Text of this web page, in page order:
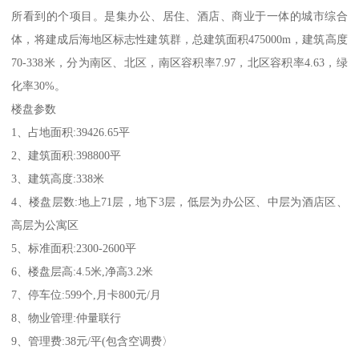
所看到的个项目。是集办公、居住、酒店、商业于一体的城市综合
体，将建成后海地区标志性建筑群，总建筑面积475000m，建筑高度
70-338米，分为南区、北区，南区容积率7.97，北区容积率4.63，绿
化率30%。
楼盘参数
1、占地面积:39426.65平
2、建筑面积:398800平
3、建筑高度:338米
4、楼盘层数:地上71层，地下3层，低层为办公区、中层为酒店区、
高层为公寓区
5、标准面积:2300-2600平
6、楼盘层高:4.5米,净高3.2米
7、停车位:599个,月卡800元/月
8、物业管理:仲量联行
9、管理费:38元/平(包含空调费〉